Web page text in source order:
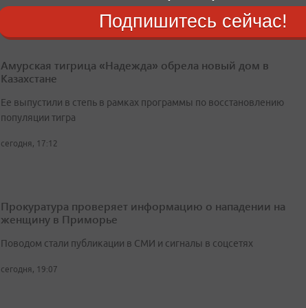
Амурская тигрица «Надежда» обрела новый дом в
Казахстане
Ее выпустили в степь в рамках программы по восстановлению
популяции тигра
сегодня, 17:12
Прокуратура проверяет информацию о нападении на
женщину в Приморье
Поводом стали публикации в СМИ и сигналы в соцсетях
сегодня, 19:07
Подпишитесь сейчас!